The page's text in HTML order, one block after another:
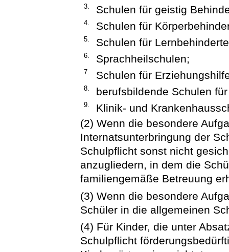
3. Schulen für geistig
4. Schulen für
5. Schulen für
6. Sprachheilschulen;
7. Schulen für
8. berufsbildende Schulen
9.
Klinik- und
(2) Wenn die besondere
Internatsunterbringung der
Schulpflicht sonst nicht
anzugliedern, in dem die
familiengemäße Betreuung
(3) Wenn die besondere
Schüler in die allgemeinen
(4) Für Kinder, die unter
Schulpflicht